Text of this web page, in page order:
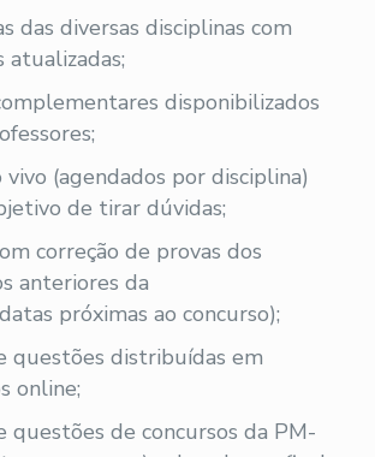
das diversas disciplinas com
atualizadas;
disponibilizados
vivo (agendados por disciplina)
de tirar dúvidas;
correção de provas dos
anteriores da
próximas ao concurso);
questões distribuídas em
online;
questões de concursos da PM-